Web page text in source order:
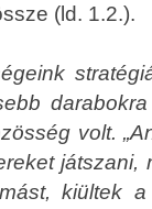
(ld. 1.2.).
darabokra
volt.
játszani,
kiültek